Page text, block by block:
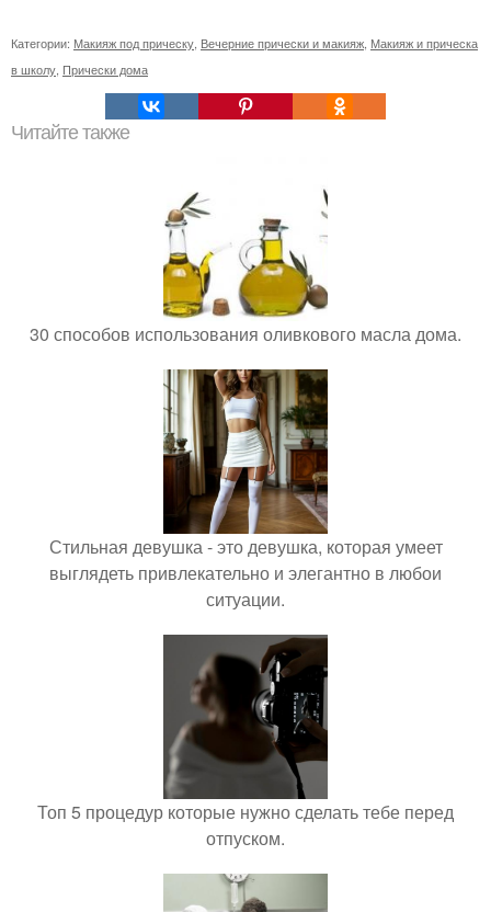
Категории: Макияж под прическу Вечерние прически и макияж Макияж и прическа
в школу Прически дома
Читайте также
30 способов использования оливкового масла дома.
Стильная девушка - это девушка, которая умеет
выглядеть привлекательно и элегантно в любои
ситуации.
Топ 5 процедур которые нужно сделать тебе перед
отпуском.